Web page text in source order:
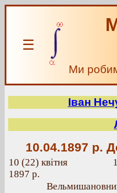
☰
Ми
Іван
10.04.1897 р.
10 (22) квітня
1897 р.